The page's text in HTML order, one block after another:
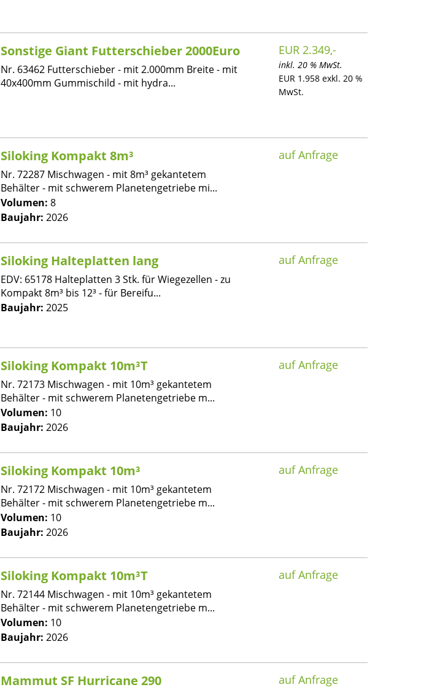
Sonstige Giant Futterschieber 2000Euro
Nr. 63462 Futterschieber - mit 2.000mm Breite - mit
40x400mm Gummischild - mit hydra...
EUR 2.349,-
inkl. 20 % MwSt.
EUR 1.958 exkl. 20 %
MwSt.
Siloking Kompakt 8m³
Nr. 72287 Mischwagen - mit 8m³ gekantetem
Behälter - mit schwerem Planetengetriebe mi...
Volumen: 8
Baujahr: 2026
auf Anfrage
Siloking Halteplatten lang
EDV: 65178 Halteplatten 3 Stk. für Wiegezellen - zu
Kompakt 8m³ bis 12³ - für Bereifu...
Baujahr: 2025
auf Anfrage
Siloking Kompakt 10m³T
Nr. 72173 Mischwagen - mit 10m³ gekantetem
Behälter - mit schwerem Planetengetriebe m...
Volumen: 10
Baujahr: 2026
auf Anfrage
Siloking Kompakt 10m³
Nr. 72172 Mischwagen - mit 10m³ gekantetem
Behälter - mit schwerem Planetengetriebe m...
Volumen: 10
Baujahr: 2026
auf Anfrage
Siloking Kompakt 10m³T
Nr. 72144 Mischwagen - mit 10m³ gekantetem
Behälter - mit schwerem Planetengetriebe m...
Volumen: 10
Baujahr: 2026
auf Anfrage
Mammut SF Hurricane 290 auf Anfrage